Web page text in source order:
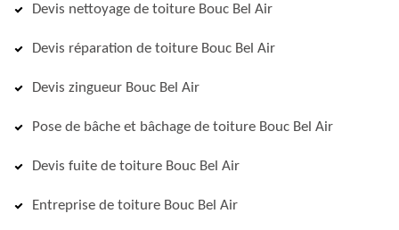
Devis nettoyage de toiture Bouc Bel Air
Devis réparation de toiture Bouc Bel Air
Devis zingueur Bouc Bel Air
Pose de bâche et bâchage de toiture Bouc Bel Air
Devis fuite de toiture Bouc Bel Air
Entreprise de toiture Bouc Bel Air